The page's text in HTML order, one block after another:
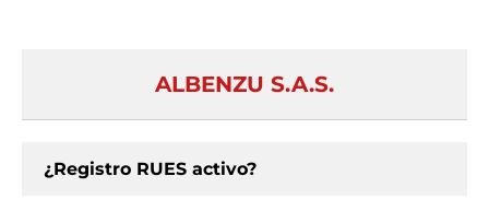
ALBENZU S.A.S.
¿Registro RUES activo?